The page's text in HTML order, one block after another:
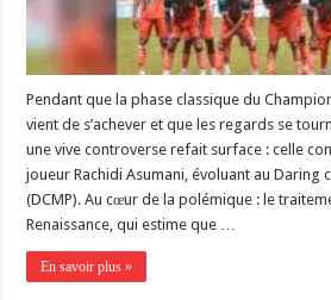
Pendant que la phase classique du
vient de s’achever et que les regards se
une vive controverse refait surface : celle
joueur Rachidi Asumani, évoluant au Daring
(DCMP). Au cœur de la polémique : le
Renaissance, qui estime que …
En savoir plus »